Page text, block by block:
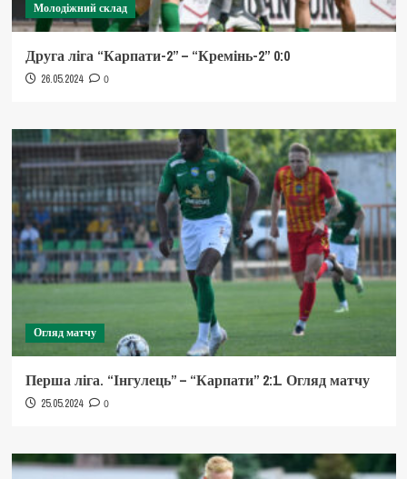
Молодіжний склад
Друга ліга “Карпати-2” – “Кремінь-2” 0:0
26.05.2024 0
Огляд матчу
Перша ліга. “Інгулець” – “Карпати” 2:1. Огляд матчу
25.05.2024 0